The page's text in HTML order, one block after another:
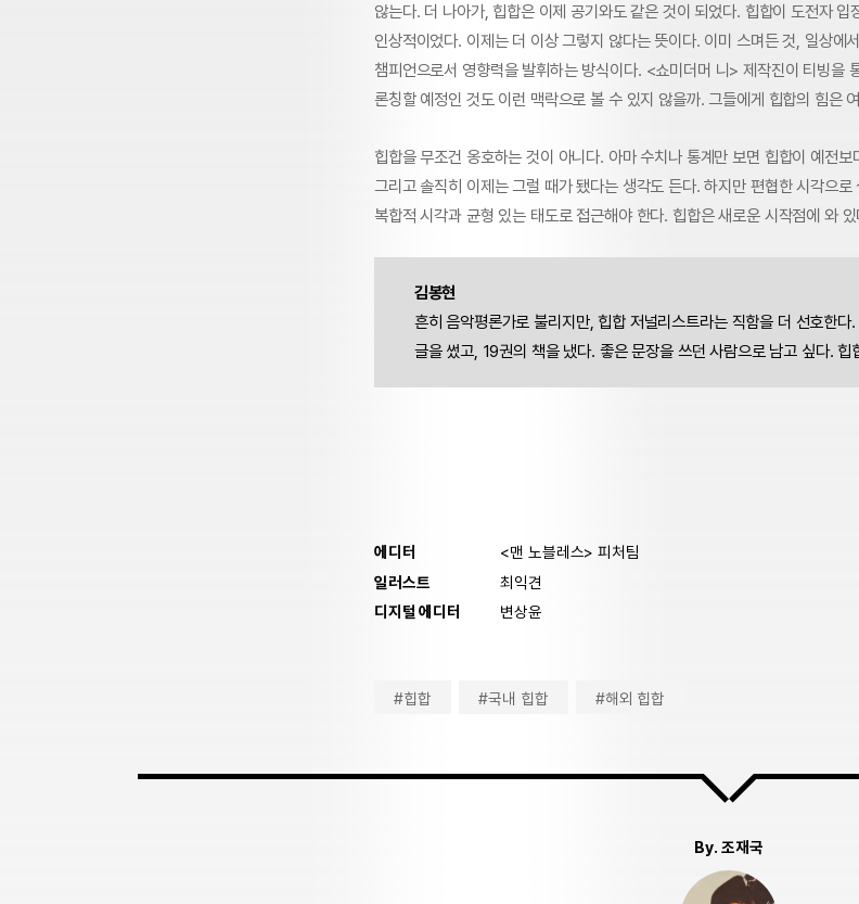
않는다. 더 나아가, 힙합은 이제 공기와도 같은 것이 되었다. 힙합이 도전자 입
인상적이었다. 이제는 더 이상 그렇지 않다는 뜻이다. 이미 스며든 것, 일상에
챔피언으로서 영향력을 발휘하는 방식이다. <쇼미더머 니> 제작진이 티빙을
론칭할 예정인 것도 이런 맥락으로 볼 수 있지 않을까. 그들에게 힙합의 힘은
힙합을 무조건 옹호하는 것이 아니다. 아마 수치나 통계만 보면 힙합이 예전
그리고 솔직히 이제는 그럴 때가 됐다는 생각도 든다. 하지만 편협한 시각으
복합적 시각과 균형 있는 태도로 접근해야 한다. 힙합은 새로운 시작점에 와 있
김봉현
흔히 음악평론가로 불리지만, 힙합 저널리스트라는 직함을 더 선호한
글을 썼고, 19권의 책을 냈다. 좋은 문장을 쓰던 사람으로 남고 싶다. 힙
에디터
<맨 노블레스> 피처팀
일러스트
최익견
디지털 에디터
변상윤
#힙합 #국내 힙합 #해외 힙합
By. 조재국